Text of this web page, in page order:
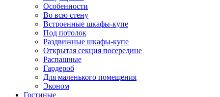
Особенности
Во всю стену
Встроенные шкафы-купе
Под потолок
Раздвижные шкафы-купе
Открытая секция посередине
Распашные
Гардероб
Для маленького помещения
Эконом
Гостиные